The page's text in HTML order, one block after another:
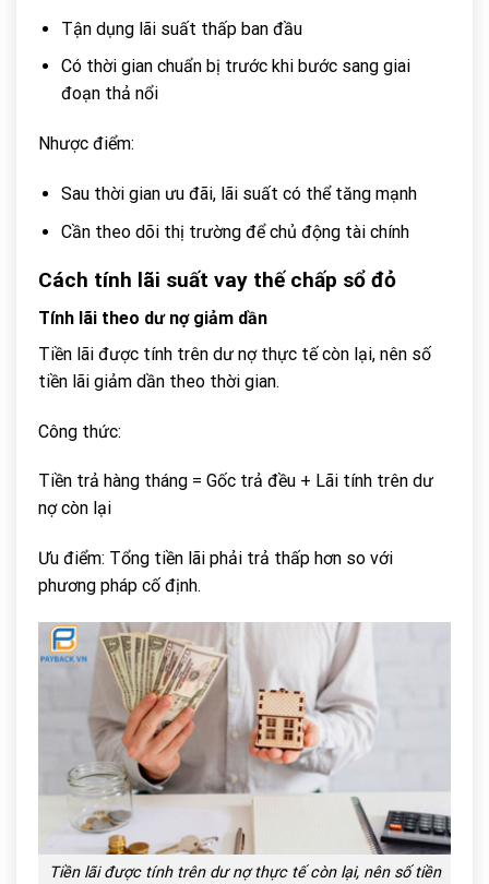
Tận dụng lãi suất thấp ban đầu
Có thời gian chuẩn bị trước khi bước sang giai
đoạn thả nổi
Nhược điểm:
Sau thời gian ưu đãi, lãi suất có thể tăng mạnh
Cần theo dõi thị trường để chủ động tài chính
Cách tính lãi suất vay thế chấp sổ đỏ
Tính lãi theo dư nợ giảm dần
Tiền lãi được tính trên dư nợ thực tế còn lại, nên số
tiền lãi giảm dần theo thời gian.
Công thức:
Tiền trả hàng tháng = Gốc trả đều + Lãi tính trên dư
nợ còn lại
Ưu điểm: Tổng tiền lãi phải trả thấp hơn so với
phương pháp cố định.
Tiền lãi được tính trên dư nợ thực tế còn lại, nên số tiền